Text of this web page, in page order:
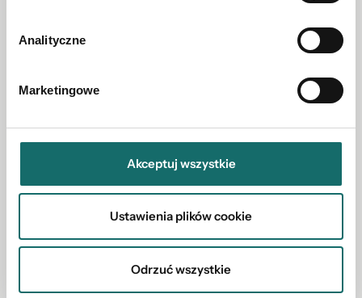
Analityczne
Marketingowe
Akceptuj wszystkie
Ustawienia plików cookie
Odrzuć wszystkie